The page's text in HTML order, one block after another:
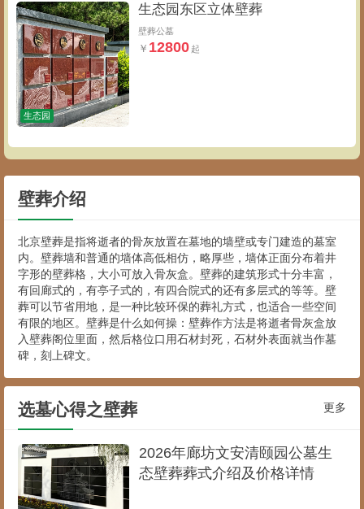
生态园
生态园东区立体壁葬
壁葬公墓
12800
壁葬介绍
北京壁葬是指将逝者的骨灰放置在墓地的墙壁或专门建造的墓室
内。壁葬墙和普通的墙体高低相仿，略厚些，墙体正面分布着井
字形的壁葬格，大小可放入骨灰盒。壁葬的建筑形式十分丰富，
有回廊式的，有亭子式的，有四合院式的还有多层式的等等。壁
葬可以节省用地，是一种比较环保的葬礼方式，也适合一些空间
有限的地区。壁葬是什么如何操：壁葬作方法是将逝者骨灰盒放
入壁葬阁位里面，然后格位口用石材封死，石材外表面就当作墓
碑，刻上碑文。
选墓心得之壁葬 更多
2026年廊坊文安清颐园公墓生
态壁葬葬式介绍及价格详情